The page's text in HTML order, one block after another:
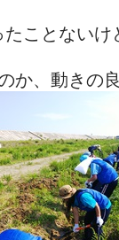
ことない
か、動きの